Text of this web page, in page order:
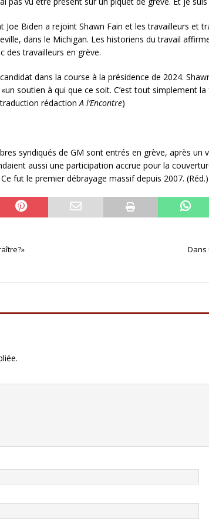
Biden a rejoint Shawn Fain et les travailleurs et
dans le Michigan. Les historiens du travail
des travailleurs en grève.
dans la course à la présidence de 2024.
soutien à qui que ce soit. C’est tout simplement
rédactionA l’Encontre)
syndiqués de GM sont entrés en grève, après
aussi une participation accrue pour la
fut le premier débrayage massif depuis 2007. (Réd.)
Dans